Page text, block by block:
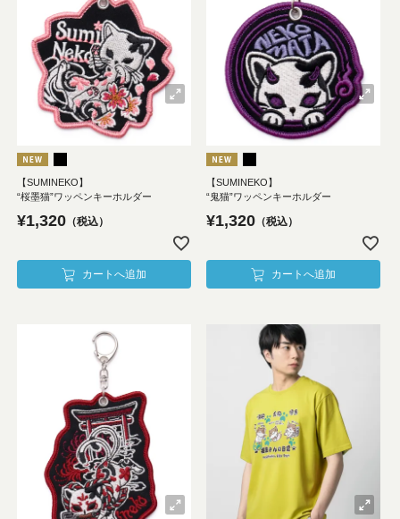
【SUMINEKO】
“桜墨猫”ワッペンキーホルダー
¥1,320 税込
カートへ追加
【SUMINEKO】
“鬼猫”ワッペンキーホルダー
¥1,320 税込
カートへ追加